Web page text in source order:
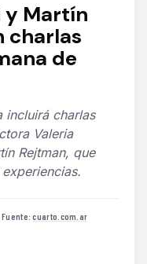
y Martín
charlas
de
incluirá charlas
Valeria
Rejtman, que
·Fuente:cuarto.com.ar